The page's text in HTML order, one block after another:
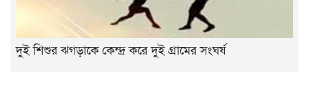
দুই শিশুর ঝগড়াকে কেন্দ্র করে দুই গ্রামের সংঘর্ষ